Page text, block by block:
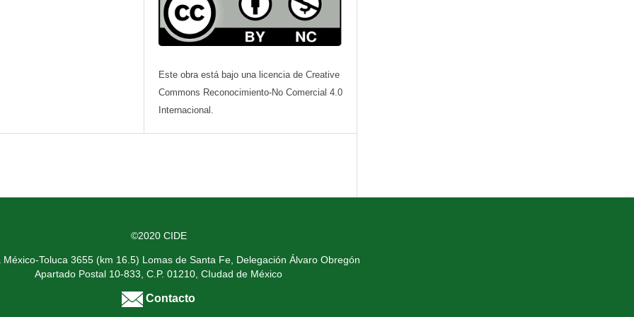
Este obra está bajo una licencia de Creative
Commons Reconocimiento-No Comercial 4.0
Internacional.
©2020 CIDE
México-Toluca 3655 (km 16.5) Lomas de Santa Fe, Delegación Álvaro Obregón
Apartado Postal 10-833, C.P. 01210, CIudad de México
Contacto